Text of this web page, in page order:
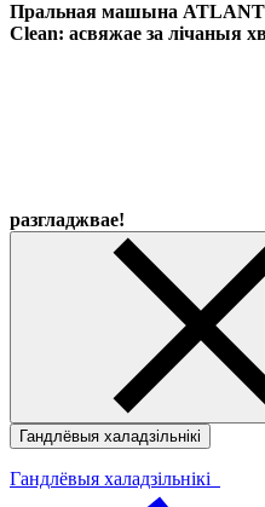
Пральная машына ATLANT
Clean: асвяжае за лічаныя
разгладжвае!
Гандлёвыя халадзільнікі
Гандлёвыя халадзільнікі